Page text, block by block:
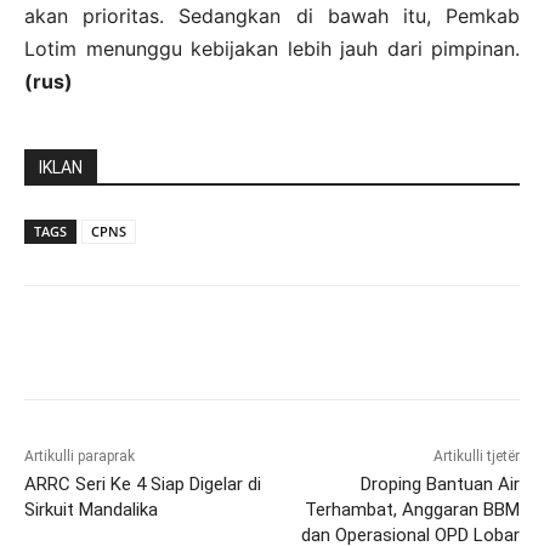
akan prioritas. Sedangkan di bawah itu, Pemkab
Lotim menunggu kebijakan lebih jauh dari pimpinan.
(rus)
IKLAN
TAGS CPNS
Artikulli paraprak
ARRC Seri Ke 4 Siap Digelar di
Sirkuit Mandalika
Artikulli tjetër
Droping Bantuan Air
Terhambat, Anggaran BBM
dan Operasional OPD Lobar